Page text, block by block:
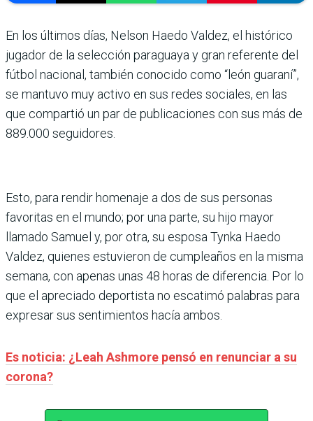
En los últimos días, Nelson Haedo Valdez, el histórico
jugador de la selección paraguaya y gran referente del
fútbol nacional, también conocido como “león guaraní”,
se mantuvo muy activo en sus redes sociales, en las
que compartió un par de publicaciones con sus más de
889.000 seguidores.
Esto, para rendir homenaje a dos de sus personas
favoritas en el mundo; por una parte, su hijo mayor
llamado Samuel y, por otra, su esposa Tynka Haedo
Valdez, quienes estuvieron de cumpleaños en la misma
semana, con apenas unas 48 horas de diferencia. Por lo
que el apreciado deportista no escatimó palabras para
expresar sus sentimientos hacía ambos.
Es noticia: ¿Leah Ashmore pensó en renunciar a su
corona?